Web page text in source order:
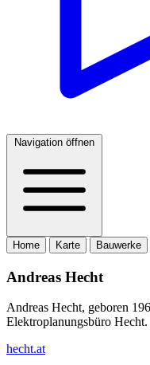
Navigation öffnen
Home Karte Bauwerke
Andreas Hecht
Andreas Hecht, geboren
Elektroplanungsbüro Hecht.
hecht.at